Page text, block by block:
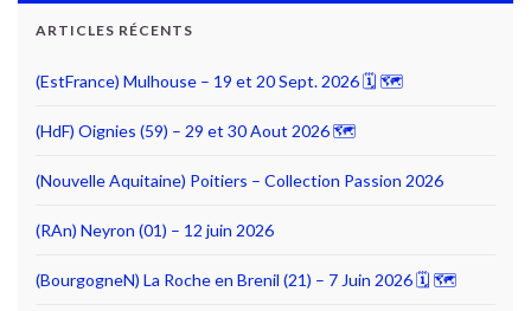
ARTICLES RÉCENTS
(EstFrance) Mulhouse – 19 et 20 Sept. 2026 🗓 🗺
(HdF) Oignies (59) – 29 et 30 Aout 2026 🗺
(Nouvelle Aquitaine) Poitiers – Collection Passion 2026
(RAn) Neyron (01) – 12 juin 2026
(BourgogneN) La Roche en Brenil (21) – 7 Juin 2026 🗓 🗺